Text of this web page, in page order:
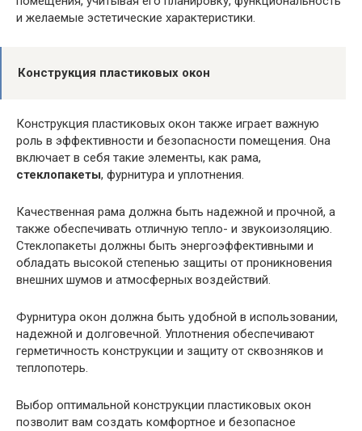
и желаемые эстетические характеристики.
Конструкция пластиковых окон
Конструкция пластиковых окон также играет важную
роль в эффективности и безопасности помещения. Она
включает в себя такие элементы, как рама,
стеклопакеты, фурнитура и уплотнения.
Качественная рама должна быть надежной и прочной, а
также обеспечивать отличную тепло- и звукоизоляцию.
Стеклопакеты должны быть энергоэффективными и
обладать высокой степенью защиты от проникновения
внешних шумов и атмосферных воздействий.
Фурнитура окон должна быть удобной в использовании,
надежной и долговечной. Уплотнения обеспечивают
герметичность конструкции и защиту от сквозняков и
теплопотерь.
Выбор оптимальной конструкции пластиковых окон
позволит вам создать комфортное и безопасное